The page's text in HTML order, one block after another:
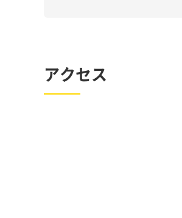
アクセス